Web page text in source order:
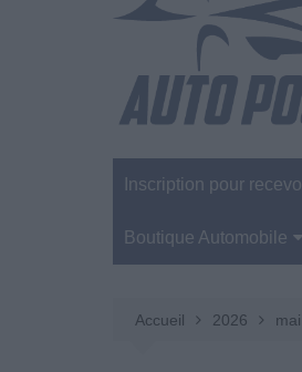
Inscription pour
Boutique Automobile
Entretien Automobile
Accueil 2026 mai